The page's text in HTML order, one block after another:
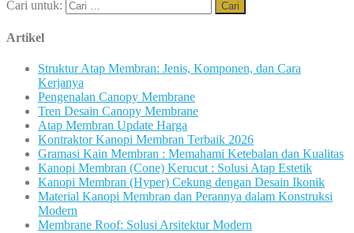
Cari untuk:
Artikel
Struktur Atap Membran: Jenis, Komponen, dan Cara
Kerjanya
Pengenalan Canopy Membrane
Tren Desain Canopy Membrane
Atap Membran Update Harga
Kontraktor Kanopi Membran Terbaik 2026
Gramasi Kain Membran : Memahami Ketebalan dan Kualitas
Kanopi Membran (Cone) Kerucut : Solusi Atap Estetik
Kanopi Membran (Hyper) Cekung dengan Desain Ikonik
Material Kanopi Membran dan Perannya dalam Konstruksi
Modern
Membrane Roof: Solusi Arsitektur Modern